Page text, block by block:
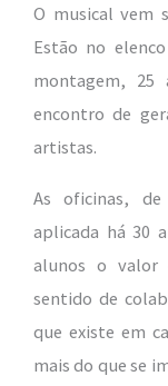
O musical vem
Estão no
montagem, 25
encontro de
artistas.
As oficinas,
aplicada há 30
alunos o valor
sentido de
que existe em
mais do que se